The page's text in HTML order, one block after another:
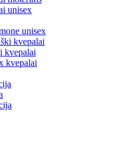
unisex
unisex
kvepalai
kvepalai
kvepalai